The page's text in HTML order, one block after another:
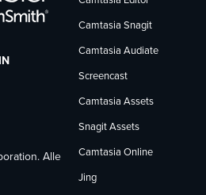
Alle
Camtasia Snagit
Camtasia Audiate
Screencast
Camtasia Assets
Snagit Assets
Camtasia Online
Jing